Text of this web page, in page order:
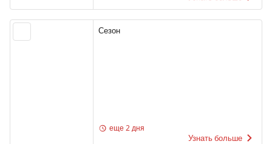
Сезон
еще 2 дня
Узнать больше